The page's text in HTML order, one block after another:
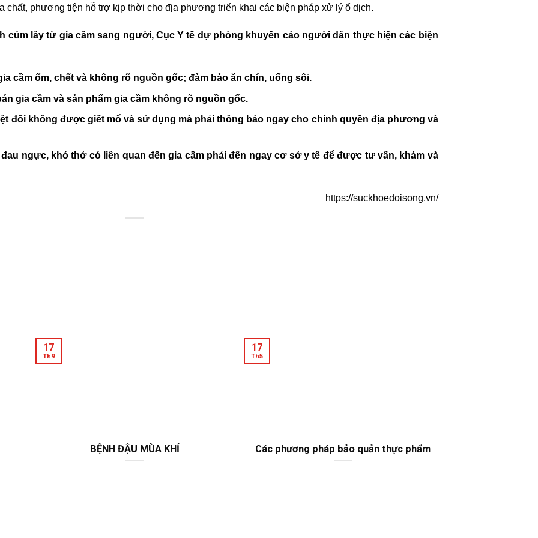
chất, phương tiện hỗ trợ kịp thời cho địa phương triển khai các biện pháp xử lý ổ dịch.
cúm lây từ gia cầm sang người, Cục Y tế dự phòng khuyến cáo người dân thực hiện các biện
cầm ốm, chết và không rõ nguồn gốc; đảm bảo ăn chín, uống sôi.
gia cầm và sản phẩm gia cầm không rõ nguồn gốc.
đối không được giết mổ và sử dụng mà phải thông báo ngay cho chính quyền địa phương và
ngực, khó thở có liên quan đến gia cầm phải đến ngay cơ sở y tế để được tư vấn, khám và
https://suckhoedoisong.vn/
BỆNH ĐẬU MÙA KHỈ
17
Th9
Các phương pháp bảo quản thực phẩm
17
Th5